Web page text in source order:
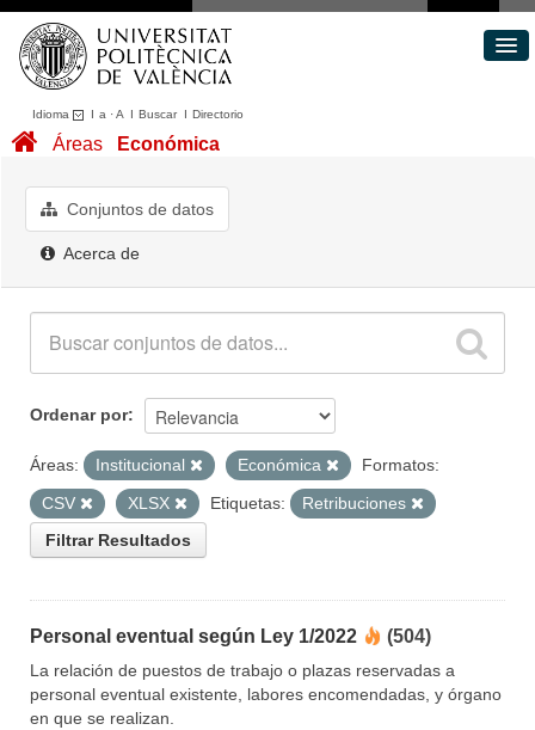
Idioma I a ·A I BuscarI Directorio
Conjuntos de datos
Acerca de
Áreas Económica
Conjuntos de datos
Acerca de
Ordenar por
Áreas: Institucional Económica
Formatos:
CSV
XLSX Etiquetas:
Retribuciones
Filtrar Resultados
Personal eventual según Ley 1/2022 (504)
La relación de puestos de trabajo o plazas reservadas a
personal eventual existente, labores encomendadas, y órgano
en que se realizan.